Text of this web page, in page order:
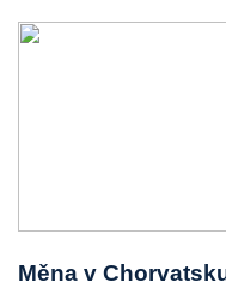
Měna v